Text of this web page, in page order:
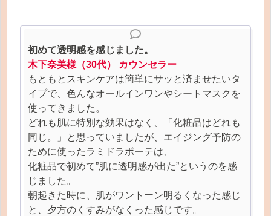
初めて透明感を感じました。
木下奈美様（30代） カウンセラー
もともとスキンケアは簡単にサッと済ませたいタ
イプで、色んなオールインワンやシートマスクを
使ってきました。
どれも肌に特別な効果はなく、「化粧品はどれも
同じ。」と思っていましたが、エイジング予防の
ために使ったラミドラボーテは、
化粧品で初めて”肌に透明感が出た”というのを感
じました。
朝起きた時に、肌がワントーン明るくなった感じ
と、夕方のくすみがなくった感じです。